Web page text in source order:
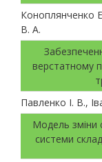
Коноплянченко
В. А.
верстатному
Павленко І. В.,
Модель зміни
системи